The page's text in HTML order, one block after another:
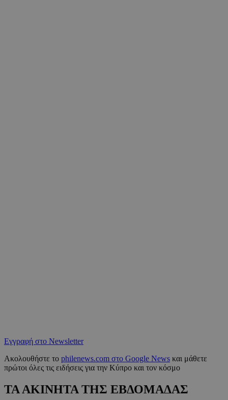
Εγγραφή στο Newsletter
Ακολουθήστε το philenews.com στο Google News και μάθετε
πρώτοι όλες τις ειδήσεις για την Κύπρο και τον κόσμο
ΤΑ ΑΚΙΝΗΤΑ ΤΗΣ ΕΒΔΟΜΑΔΑΣ